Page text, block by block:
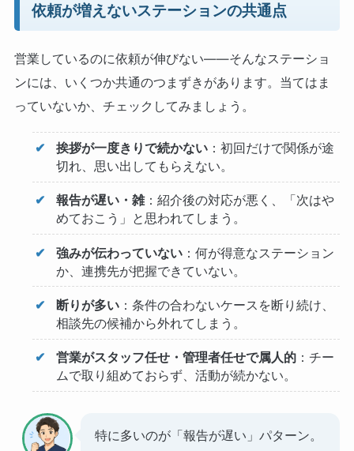
依頼が増えないステーションの共通点
営業しているのに依頼が伸びない——そんなステーショ
ンには、いくつか共通のつまずきがあります。当てはま
っていないか、チェックしてみましょう。
挨拶が一度きりで続かない：初回だけで関係が途
切れ、思い出してもらえない。
報告が遅い・雑：紹介後の対応が悪く、「次はや
めておこう」と思われてしまう。
強みが伝わっていない：何が得意なステーション
か、連携先が把握できていない。
断りが多い：条件の合わないケースを断り続け、
相談先の候補から外れてしまう。
営業がスタッフ任せ・管理者任せで属人的：チー
ムで取り組めておらず、活動が続かない。
特に多いのが「報告が遅い」パターン。